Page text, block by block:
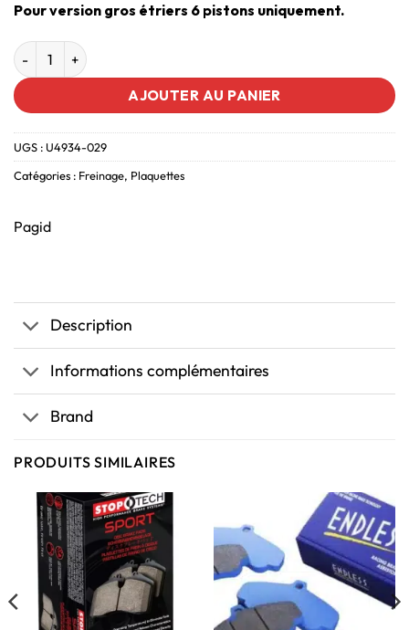
Pour version gros étriers 6 pistons uniquement.
AJOUTER AU PANIER
UGS : U4934-029
Catégories : Freinage, Plaquettes
Pagid
Description
Informations complémentaires
Brand
PRODUITS SIMILAIRES